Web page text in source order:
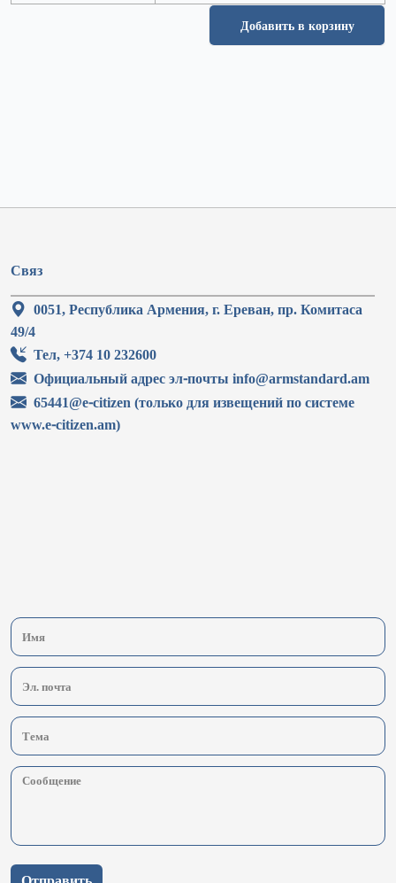
Добавить в корзину
Связ
0051, Республика Армения, г. Ереван, пр. Комитаса
49/4
Тел, +374 10 232600
Официальный адрес эл-почты info@armstandard.am
65441@e-citizen (только для извещений по системе
www.e-citizen.am)